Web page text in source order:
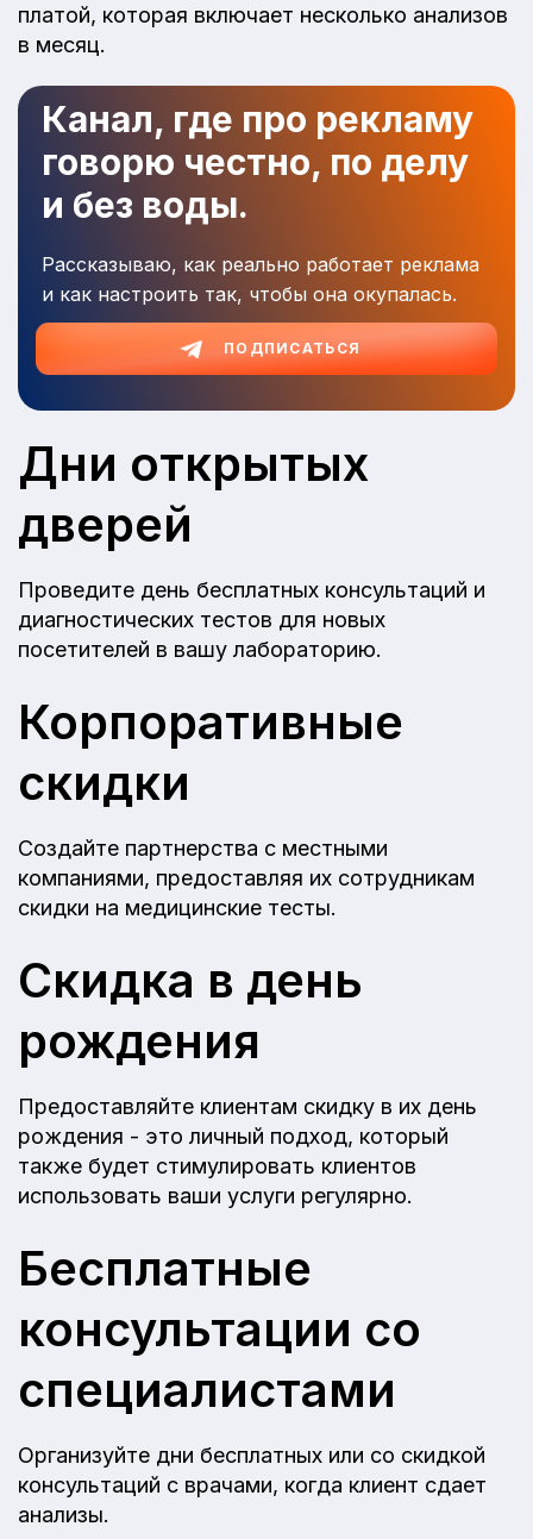
платой, которая включает несколько анализов
в месяц.
Канал, где про рекламу
говорю честно, по делу
и без воды.
Рассказываю, как реально работает реклама
и как настроить так, чтобы она окупалась.
ПОДПИСАТЬСЯ
Дни открытых
дверей
Проведите день бесплатных консультаций и
диагностических тестов для новых
посетителей в вашу лабораторию.
Корпоративные
скидки
Создайте партнерства с местными
компаниями, предоставляя их сотрудникам
скидки на медицинские тесты.
Скидка в день
рождения
Предоставляйте клиентам скидку в их день
рождения - это личный подход, который
также будет стимулировать клиентов
использовать ваши услуги регулярно.
Бесплатные
консультации со
специалистами
Организуйте дни бесплатных или со скидкой
консультаций с врачами, когда клиент сдает
анализы.